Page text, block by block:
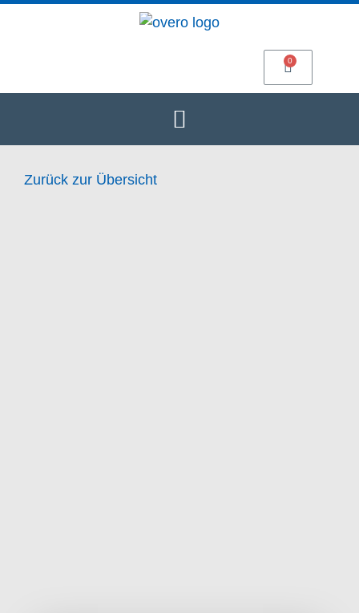
Zurück zur Übersicht